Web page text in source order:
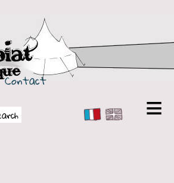
Contact
FR EN